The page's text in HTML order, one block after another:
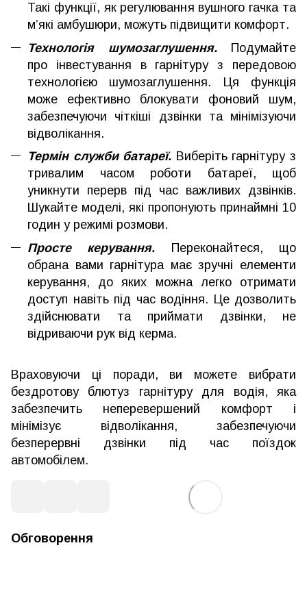
Такі функції, як регулювання вушного гачка та
м’які амбушюри, можуть підвищити комфорт.
Технологія шумозаглушення. Подумайте
про інвестування в гарнітуру з передовою
технологією шумозаглушення. Ця функція
може ефективно блокувати фоновий шум,
забезпечуючи чіткіші дзвінки та мінімізуючи
відволікання.
Термін служби батареї. Виберіть гарнітуру з
тривалим часом роботи батареї, щоб
уникнути перерв під час важливих дзвінків.
Шукайте моделі, які пропонують принаймні 10
годин у режимі розмови.
Просте керування. Переконайтеся, що
обрана вами гарнітура має зручні елементи
керування, до яких можна легко отримати
доступ навіть під час водіння. Це дозволить
здійснювати та приймати дзвінки, не
відриваючи рук від керма.
Враховуючи ці поради, ви можете вибрати
бездротову блютуз гарнітуру для водія, яка
забезпечить неперевершений комфорт і
мінімізує відволікання, забезпечуючи
безперервні дзвінки під час поїздок
автомобілем.
Обговорення